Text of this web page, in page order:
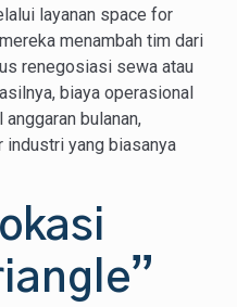
layanan space for
menambah tim dari
renegosiasi sewa atau
biaya operasional
bulanan,
industri yang biasanya